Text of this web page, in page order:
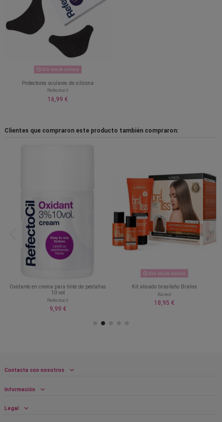
Sin stock online
Protectores oculares de silicona
Refectocil
16,99 €
Clientes que compraron este producto también compraron:
Oxidante en crema para tinte de pestañas
10 vol
Refectocil
9,99 €
Sin stock online
Kit alisado brasileño Braliss
Kareol
18,95 €
Contacta con nosotros
Información
Legal